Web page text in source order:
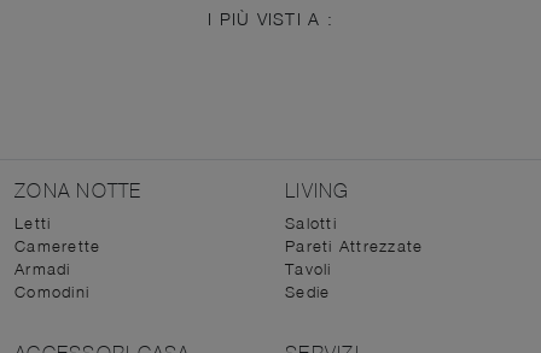
I PIÙ VISTI A :
ZONA NOTTE
Letti
Camerette
Armadi
Comodini
LIVING
Salotti
Pareti Attrezzate
Tavoli
Sedie